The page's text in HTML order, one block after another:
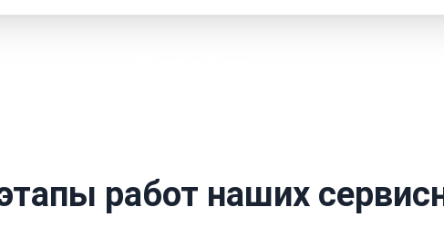
работ наших